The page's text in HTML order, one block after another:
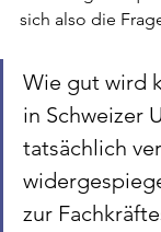
sich also die
Wie gut wird
in Schweizer
tatsächlich
zur